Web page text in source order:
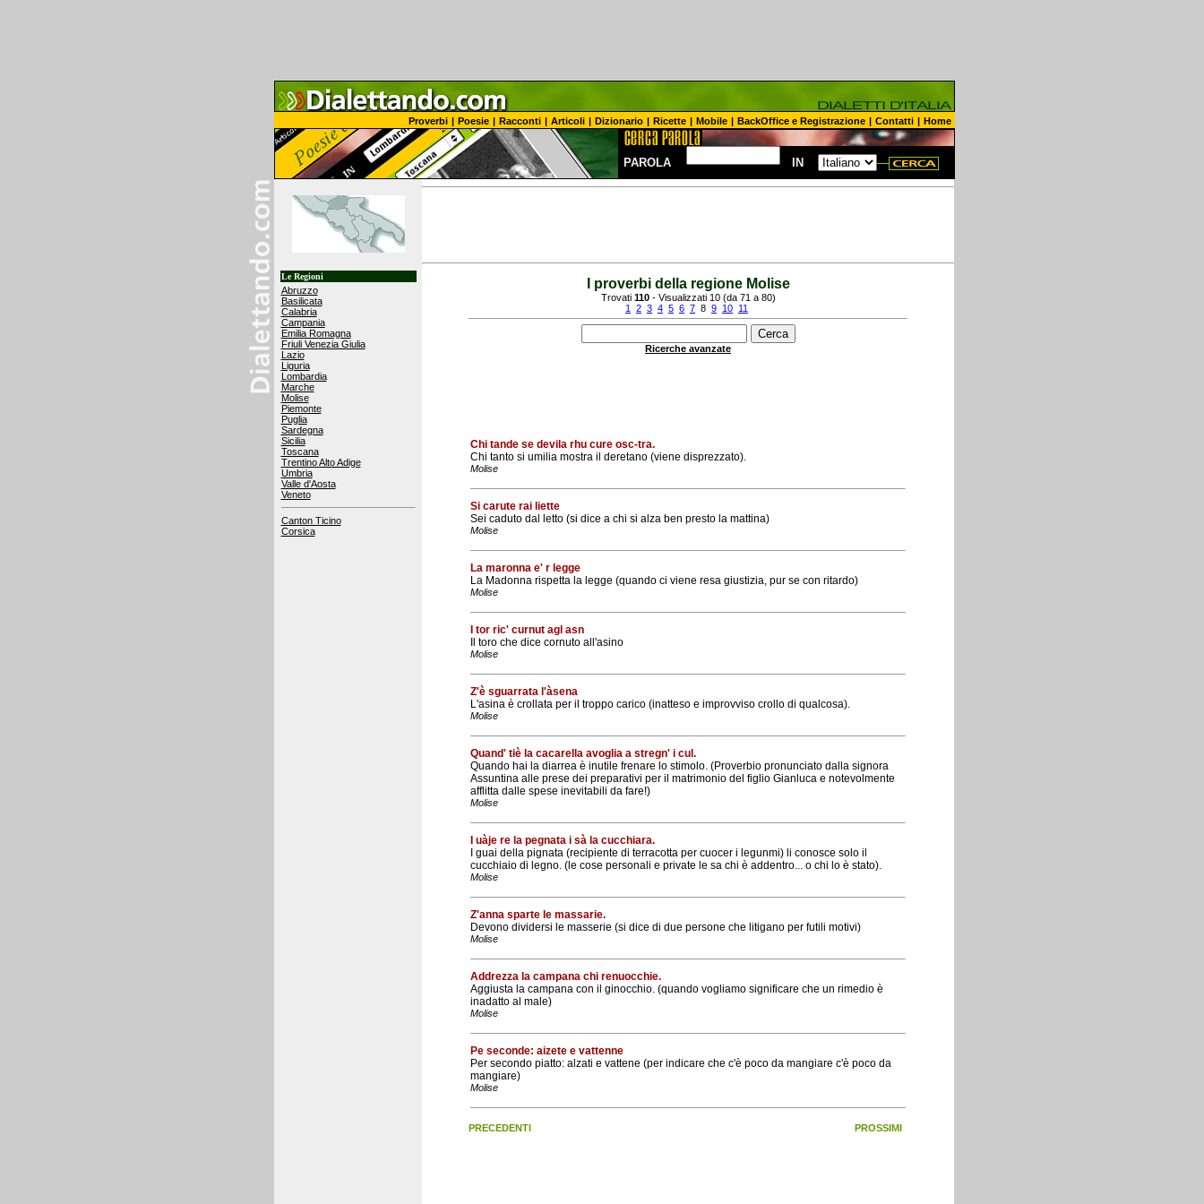
Proverbi | Poesie | Racconti | Articoli | Dizionario | Ricette | Mobile | BackOffice e Registrazione | Contatti | Home
PAROLA IN
Le Regioni
Abruzzo
Basilicata
Calabria
Campania
Emilia Romagna
Friuli Venezia Giulia
Lazio
Liguria
Lombardia
Marche
Molise
Piemonte
Puglia
Sardegna
Sicilia
Toscana
Trentino Alto Adige
Umbria
Valle d'Aosta
Veneto
Canton Ticino
Corsica
I proverbi della regione Molise
Trovati 110- Visualizzati 10 (da 71 a 80)
1
2 3 4 5 6 7 8 9 10 11
Ricerche avanzate
Chi tande se devila rhu cure osc-tra.
Chi tanto si umilia mostra il deretano (viene disprezzato).
Molise
Si carute rai liette
Sei caduto dal letto (si dice a chi si alza ben presto la mattina)
Molise
La maronna e' r legge
La Madonna rispetta la legge (quando ci viene resa giustizia, pur se con ritardo)
Molise
I tor ric' curnut agl asn
Il toro che dice cornuto all'asino
Molise
Z'è sguarrata l'àsena
L'asina è crollata per il troppo carico (inatteso e improvviso crollo di qualcosa).
Molise
Quand' tiè la cacarella avoglia a stregn' i cul.
Quando hai la diarrea è inutile frenare lo stimolo. (Proverbio pronunciato dalla signora
Assuntina alle prese dei preparativi per il matrimonio del figlio Gianluca e notevolmente
afflitta dalle spese inevitabili da fare!)
Molise
I uàje re la pegnata i sà la cucchiara.
I guai della pignata (recipiente di terracotta per cuocer i legunmi) li conosce solo il
cucchiaio di legno. (le cose personali e private le sa chi è addentro... o chi lo è stato).
Molise
Z'anna sparte le massarie.
Devono dividersi le masserie (si dice di due persone che litigano per futili motivi)
Molise
Addrezza la campana chi renuocchie.
Aggiusta la campana con il ginocchio. (quando vogliamo significare che un rimedio è
inadatto al male)
Molise
Pe seconde: aizete e vattenne
Per secondo piatto: alzati e vattene (per indicare che c'è poco da mangiare c'è poco da
mangiare)
Molise
PRECEDENTI PROSSIMI